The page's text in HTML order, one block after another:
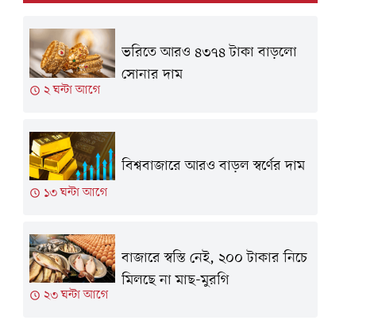
২ ঘন্টা আগে
ভরিতে আরও ৪৩৭৪ টাকা বাড়লো
সোনার দাম
১৩ ঘন্টা আগে
বিশ্ববাজারে আরও বাড়ল স্বর্ণের দাম
২৩ ঘন্টা আগে
বাজারে স্বস্তি নেই, ২০০ টাকার নিচে
মিলছে না মাছ-মুরগি